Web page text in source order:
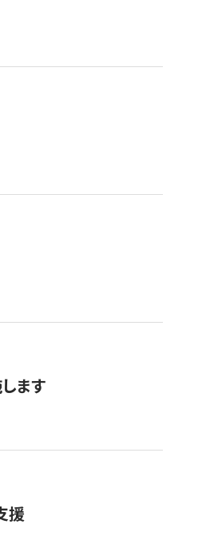
ます
援